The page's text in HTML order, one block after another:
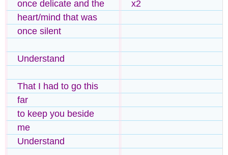
once delicate and the
heart/mind that was
once silent
Understand
That I had to go this
far
to keep you beside
me
Understand
x2